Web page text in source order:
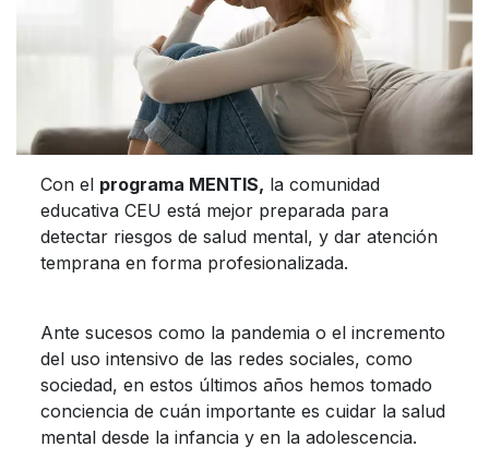
Con el programa MENTIS, la comunidad
educativa CEU está mejor preparada para
detectar riesgos de salud mental, y dar atención
temprana en forma profesionalizada.
Ante sucesos como la pandemia o el incremento
del uso intensivo de las redes sociales, como
sociedad, en estos últimos años hemos tomado
conciencia de cuán importante es cuidar la salud
mental desde la infancia y en la adolescencia.